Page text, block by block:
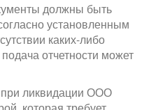
должны быть
установленным
каких-либо
отчетности может
ликвидации ООО